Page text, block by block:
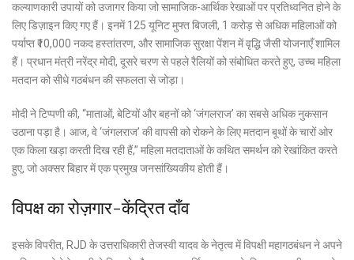
कल्याणकारी उपायों को उजागर किया जो सामाजिक-आर्थिक रेखाओं पर प्रतिध्वनित होने के
लिए डिज़ाइन किए गए हैं। इनमें 125 यूनिट मुफ्त बिजली, 1 करोड़ से अधिक महिलाओं को
पर्याप्त ₹10,000 नकद हस्तांतरण, और सामाजिक सुरक्षा पेंशन में वृद्धि जैसी योजनाएँ शामिल
हैं। प्रधान मंत्री नरेंद्र मोदी, दूसरे चरण से पहले रैलियों को संबोधित करते हुए, उच्च महिला
मतदान को सीधे गठबंधन की सफलता से जोड़ा।
मोदी ने टिप्पणी की, “माताओं, बेटियों और बहनों को ‘जंगलराज’ का सबसे अधिक नुकसान
उठाना पड़ा है। आज, वे ‘जंगलराज’ की वापसी को रोकने के लिए मतदान बूथों के चारों ओर
एक किला खड़ा करती दिख रही हैं,” महिला मतदाताओं के कथित समर्थन को रेखांकित करते
हुए, जो अक्सर बिहार में एक प्रमुख जनसांख्यिकीय होती हैं।
विपक्ष का रोज़गार-केंद्रित दाँव
इसके विपरीत, RJD के उत्तराधिकारी तेजस्वी यादव के नेतृत्व में विपक्षी महागठबंधन ने अपने